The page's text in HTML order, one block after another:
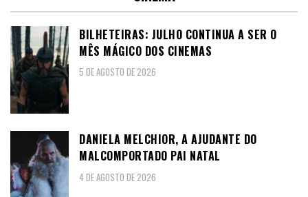
BILHETEIRAS: JULHO CONTINUA A SER O
MÊS MÁGICO DOS CINEMAS
5 DE AGOSTO DE 2026
DANIELA MELCHIOR, A AJUDANTE DO
MALCOMPORTADO PAI NATAL
4 DE AGOSTO DE 2026